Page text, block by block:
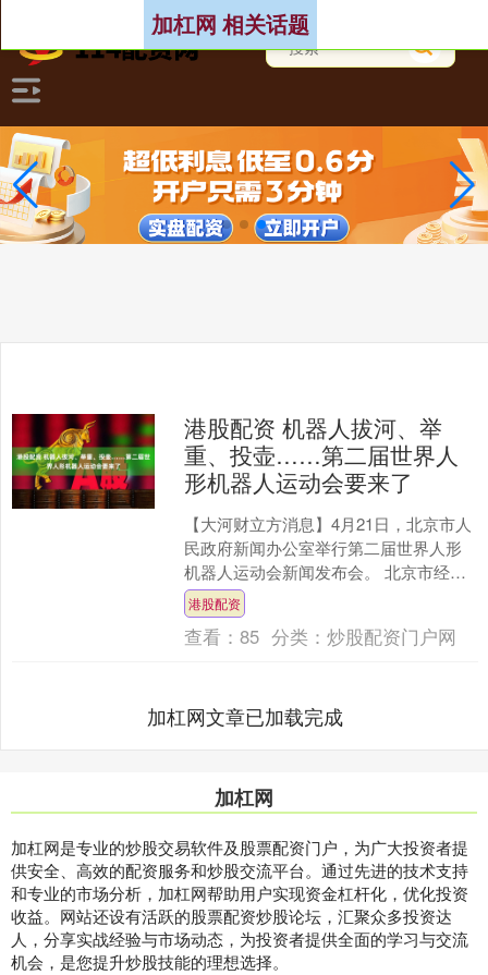
加杠网 相关话题
港股配资 机器人拔河、举
重、投壶……第二届世界人
形机器人运动会要来了
【大河财立方消息】4月21日，北京市人
民政府新闻办公室举行第二届世界人形
机器人运动会新闻发布会。 北京市经济
和信息化局党组书记、局长姜广智介
绍，今年8月22日至....
港股配资
查看：85 分类：炒股配资门户网
加杠网文章已加载完成
加杠网
加杠网是专业的炒股交易软件及股票配资门户，为广大投资者提
供安全、高效的配资服务和炒股交流平台。通过先进的技术支持
和专业的市场分析，加杠网帮助用户实现资金杠杆化，优化投资
收益。网站还设有活跃的股票配资炒股论坛，汇聚众多投资达
人，分享实战经验与市场动态，为投资者提供全面的学习与交流
机会，是您提升炒股技能的理想选择。